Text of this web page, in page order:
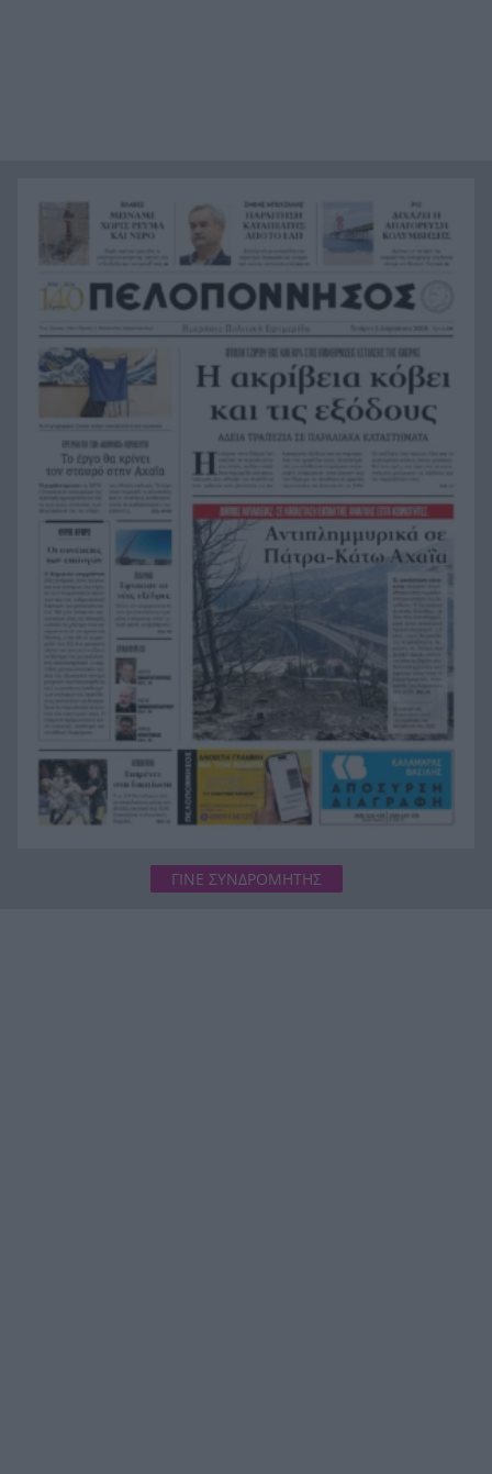
Πλάκωσε στις μπουνιές την πεθερά του, η κόρη
της αρνήθηκε να δώσει κατάθεση
10:10 Οι σημερινές προβλέψεις για όλα τα ζώδια
10:05
Ληστεία, ναρκωτικά και βία κατά υπαλλήλων,
πλούσιο το Αστυνομικό Δελτίο
Που θα δείτε την πρώτη μάχη του
Παναθηναϊκού με την ΤΣΣΚΑ 1948
ΓΙΝΕ ΣΥΝΔΡΟΜΗΤΗΣ